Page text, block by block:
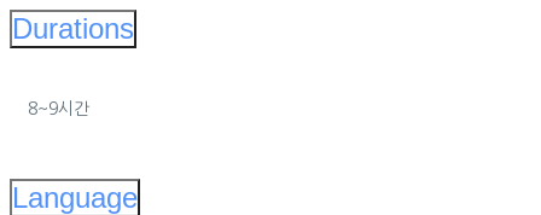
Durations
8~9시간
Language